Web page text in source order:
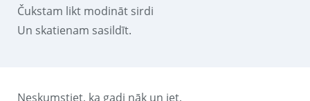
Čukstam likt modināt sirdi
Un skatienam sasildīt.
Neskumstiet, ka gadi nāk un iet,